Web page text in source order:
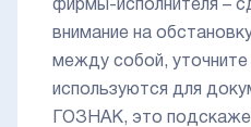
фирмы-исполнителя –
внимание на
между собой,
используются для
ГОЗНАК, это